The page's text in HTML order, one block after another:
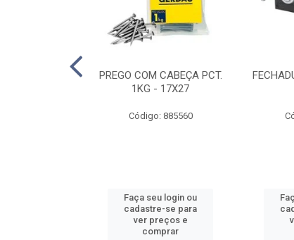
PREGO COM CABEÇA PCT.
1KG - 17X27
Código: 885560
Faça seu login ou
cadastre-se para
ver preços e
comprar